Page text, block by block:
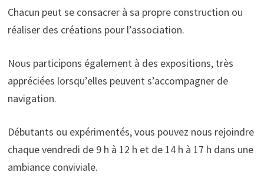
Chacun peut se consacrer à sa propre construction ou
réaliser des créations pour l’association.
Nous participons également à des expositions, très
appréciées lorsqu’elles peuvent s’accompagner de
navigation.
Débutants ou expérimentés, vous pouvez nous rejoindre
chaque vendredi de 9 h à 12 h et de 14 h à 17 h dans une
ambiance conviviale.